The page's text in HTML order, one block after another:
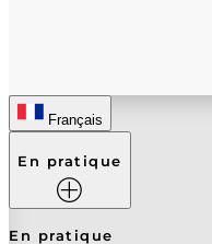
Français
En pratique
En pratique